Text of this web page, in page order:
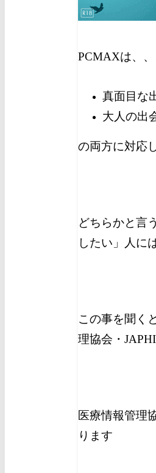
PCMAXは、、
真面目な
大人の出
の両方に対応
どちらかと言
したい」人に
この事を聞く
理協会・
医療情報管理
ります